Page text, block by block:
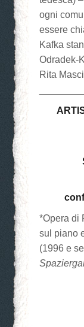
ogni
essere
Kafka
Odradek-
Rita
*Opera di
sul piano
(1996 e